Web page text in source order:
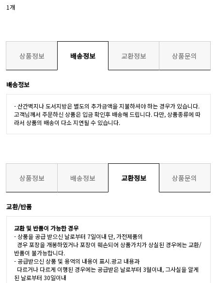
1개
상품정보 배송정보 교환정보 상품문의
배송정보
- 산간벽지나 도서지방은 별도의 추가금액을 지불하셔야 하는 경우가 있습니다.
고객님께서 주문하신 상품은 입금 확인후 배송해 드립니다. 다만, 상품종류에 따
라서 상품의 배송이 다소 지연될 수 있습니다.
상품정보 배송정보 교환정보 상품문의
교환/반품
교환 및 반품이 가능한 경우
- 상품을 공급 받으신 날로부터 7일이내 단, 가전제품의
경우 포장을 개봉하였거나 포장이 훼손되어 상품가치가 상실된 경우에는 교환/
반품이 불가능합니다.
- 공급받으신 상품 및 용역의 내용이 표시.광고 내용과
다르거나 다르게 이행된 경우에는 공급받은 날로부터 3월이내, 그사실을 알게
된 날로부터 30일이내